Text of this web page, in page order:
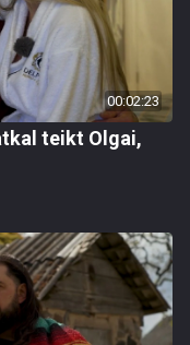
00:02:23
teikt Olgai,